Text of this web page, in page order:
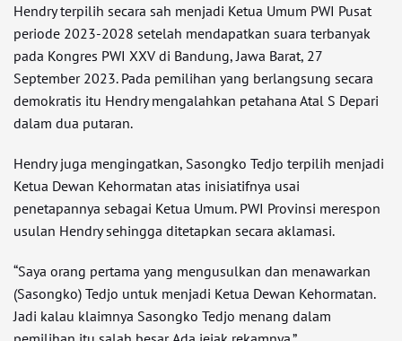
Hendry terpilih secara sah menjadi Ketua Umum PWI Pusat
periode 2023-2028 setelah mendapatkan suara terbanyak
pada Kongres PWI XXV di Bandung, Jawa Barat, 27
September 2023. Pada pemilihan yang berlangsung secara
demokratis itu Hendry mengalahkan petahana Atal S Depari
dalam dua putaran.
Hendry juga mengingatkan, Sasongko Tedjo terpilih menjadi
Ketua Dewan Kehormatan atas inisiatifnya usai
penetapannya sebagai Ketua Umum. PWI Provinsi merespon
usulan Hendry sehingga ditetapkan secara aklamasi.
“Saya orang pertama yang mengusulkan dan menawarkan
(Sasongko) Tedjo untuk menjadi Ketua Dewan Kehormatan.
Jadi kalau klaimnya Sasongko Tedjo menang dalam